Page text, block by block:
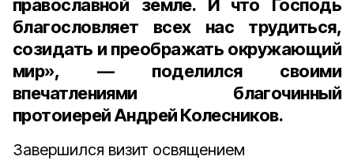
православной земле. И что Господь
благословляет всех нас трудиться,
созидать и преображать окружающий
мир», — поделился своими
впечатлениями благочинный
протоиерей Андрей Колесников.
Завершился визит освящением